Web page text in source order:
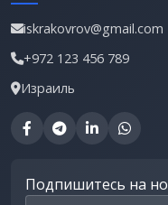
iskrakovrov@gmail.com
+972 123 456 789
Израиль
Подпишитесь на